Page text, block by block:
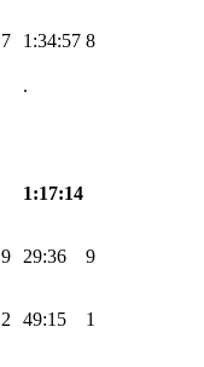
7 1:34:57 8
.
1:17:14
9 29:36 9
2 49:15 1